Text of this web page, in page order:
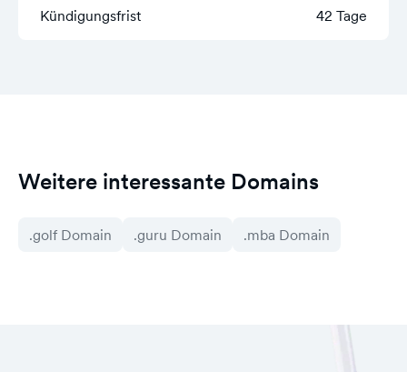
Kündigungsfrist 42 Tage
Weitere interessante Domains
.golf Domain .guru Domain .mba Domain